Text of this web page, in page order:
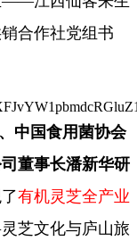
合作社党组书
中国食用菌协会
董事长潘新华研
有机灵芝全产业
芝文化与庐山旅